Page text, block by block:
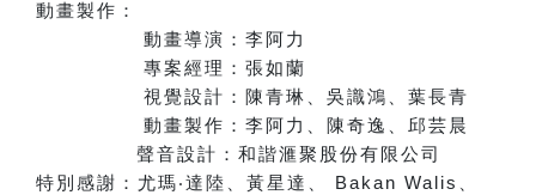
動畫製作：
動畫導演：李阿力
專案經理：張如蘭
視覺設計：陳青琳、吳識鴻、葉長青
動畫製作：李阿力、陳奇逸、邱芸晨
聲音設計：和諧滙聚股份有限公司
特別感謝： 尤瑪‧達陸、黃星達 、 Bakan Walis 、